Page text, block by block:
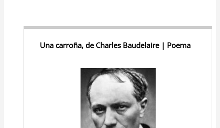
Una carroña, de Charles Baudelaire | Poema